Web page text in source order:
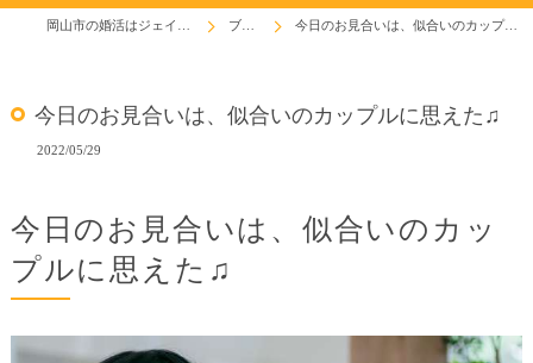
ブログ 今日のお見合いは、似合いのカップルに思えた♫
今日のお見合いは、似合いのカップルに思えた♫
2022/05/29
今日のお見合いは、似合いのカッ
プルに思えた♫